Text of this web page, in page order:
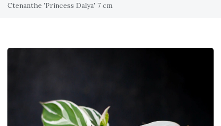
Ctenanthe 'Princess Dalya' 7 cm